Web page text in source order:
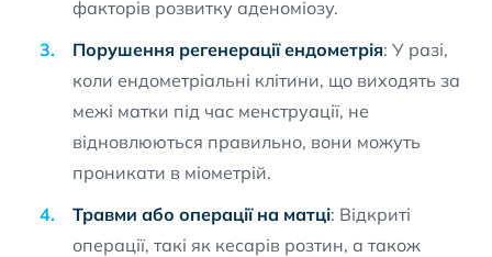
факторів розвитку аденоміозу.
Порушення регенерації ендометрія: У разі,
коли ендометріальні клітини, що виходять за
межі матки під час менструації, не
відновлюються правильно, вони можуть
проникати в міометрій.
Травми або операції на матці: Відкриті
операції, такі як кесарів розтин, а також